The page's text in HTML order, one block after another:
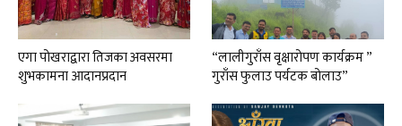
एगा पोखराद्वारा तिजका अवसरमा
शुभकामना आदानप्रदान
“लालीगुराँस वृक्षारोपण कार्यक्रम ”
गुराँस फुलाउ पर्यटक बोलाउ”